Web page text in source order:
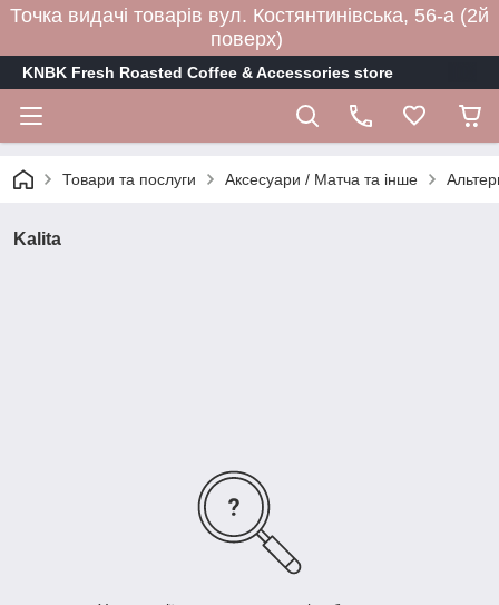
Точка видачі товарів вул. Костянтинівська, 56-а (2й
поверх)
KNBK Fresh Roasted Coffee & Accessories store
Товари та послуги Аксесуари / Матча та інше
Kalita